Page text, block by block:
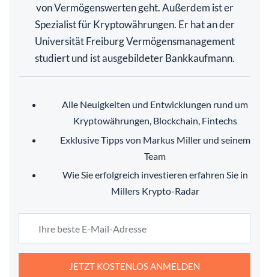
von Vermögenswerten geht. Außerdem ist er
Spezialist für Kryptowährungen. Er hat an der
Universität Freiburg Vermögensmanagement
studiert und ist ausgebildeter Bankkaufmann.
Alle Neuigkeiten und Entwicklungen rund um
Kryptowährungen, Blockchain, Fintechs
Exklusive Tipps von Markus Miller und seinem
Team
Wie Sie erfolgreich investieren erfahren Sie in
Millers Krypto-Radar
JETZT KOSTENLOS ANMELDEN